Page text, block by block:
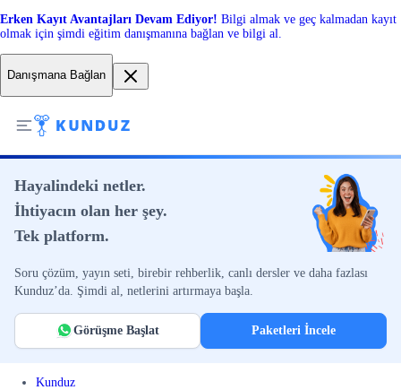
Erken Kayıt Avantajları Devam Ediyor! Bilgi almak ve geç kalmadan kayıt
olmak için şimdi eğitim danışmanına bağlan ve bilgi al.
Danışmana Bağlan
Hayalindeki netler.
İhtiyacın olan her şey.
Tek platform.
Soru çözüm, yayın seti, birebir rehberlik, canlı dersler ve daha fazlası
Kunduz’da. Şimdi al, netlerini artırmaya başla.
Görüşme Başlat Paketleri İncele
Kunduz